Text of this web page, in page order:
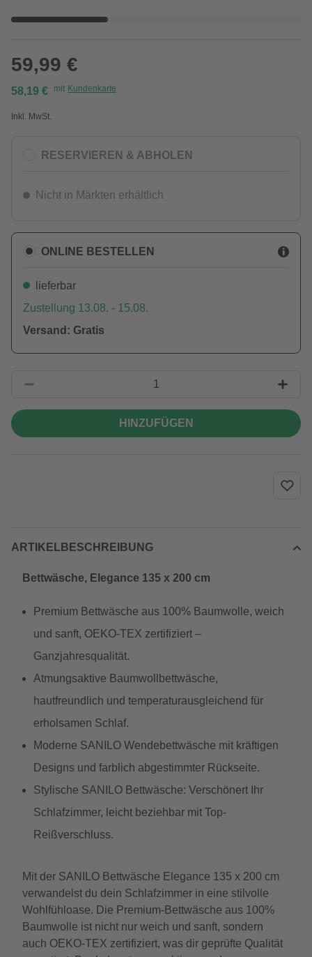
59,99 €
58,19 € mit Kundenkarte
Inkl. MwSt.
RESERVIEREN & ABHOLEN
Nicht in Märkten erhältlich
ONLINE BESTELLEN
lieferbar
Zustellung 13.08. - 15.08.
Versand: Gratis
HINZUFÜGEN
ARTIKELBESCHREIBUNG
Bettwäsche, Elegance 135 x 200 cm
Premium Bettwäsche aus 100% Baumwolle, weich
und sanft, OEKO-TEX zertifiziert –
Ganzjahresqualität.
Atmungsaktive Baumwollbettwäsche,
hautfreundlich und temperaturausgleichend für
erholsamen Schlaf.
Moderne SANILO Wendebettwäsche mit kräftigen
Designs und farblich abgestimmter Rückseite.
Stylische SANILO Bettwäsche: Verschönert Ihr
Schlafzimmer, leicht beziehbar mit Top-
Reißverschluss.
Mit der SANILO Bettwäsche Elegance 135 x 200 cm
verwandelst du dein Schlafzimmer in eine stilvolle
Wohlfühloase. Die Premium-Bettwäsche aus 100%
Baumwolle ist nicht nur weich und sanft, sondern
auch OEKO-TEX zertifiziert, was dir geprüfte Qualität